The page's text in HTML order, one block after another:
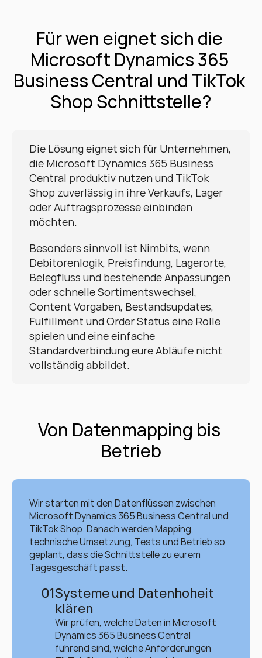
Für wen eignet sich die
Microsoft Dynamics 365
Business Central und TikTok
Shop Schnittstelle?
Die Lösung eignet sich für Unternehmen,
die Microsoft Dynamics 365 Business
Central produktiv nutzen und TikTok
Shop zuverlässig in ihre Verkaufs, Lager
oder Auftragsprozesse einbinden
möchten.
Besonders sinnvoll ist Nimbits, wenn
Debitorenlogik, Preisfindung, Lagerorte,
Belegfluss und bestehende Anpassungen
oder schnelle Sortimentswechsel,
Content Vorgaben, Bestandsupdates,
Fulfillment und Order Status eine Rolle
spielen und eine einfache
Standardverbindung eure Abläufe nicht
vollständig abbildet.
Von Datenmapping bis
Betrieb
Wir starten mit den Datenflüssen zwischen
Microsoft Dynamics 365 Business Central und
TikTok Shop. Danach werden Mapping,
technische Umsetzung, Tests und Betrieb so
geplant, dass die Schnittstelle zu eurem
Tagesgeschäft passt.
01Systeme und Datenhoheit
klären
Wir prüfen, welche Daten in Microsoft
Dynamics 365 Business Central
führend sind, welche Anforderungen